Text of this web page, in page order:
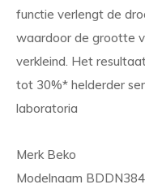
functie verlengt de
waardoor de grootte
verkleind. Het
tot 30%* helderder
laboratoria
Merk Beko
Modelnaam